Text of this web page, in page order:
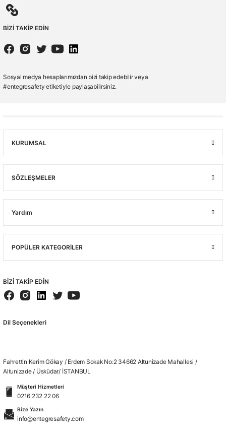
BİZİ TAKİP EDİN
Sosyal medya hesaplarımızdan bizi takip edebilir veya
#entegresafety etiketiyle paylaşabilirsiniz.
KURUMSAL
SÖZLEŞMELER
Yardım
POPÜLER KATEGORİLER
BİZİ TAKİP EDİN
Dil Seçenekleri
Fahrettin Kerim Gökay / Erdem Sokak No:2 34662 Altunizade Mahallesi /
Altunizade / Üsküdar/ İSTANBUL
Müşteri Hizmetleri
0216 232 22 06
Bize Yazın
info@entegresafety.com